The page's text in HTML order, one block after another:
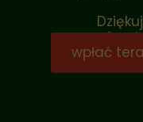
wpłać